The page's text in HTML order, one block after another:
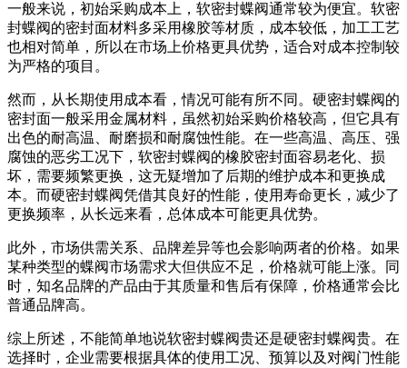
一般来说，初始采购成本上，软密封蝶阀通常较为便宜。软密
封蝶阀的密封面材料多采用橡胶等材质，成本较低，加工工艺
也相对简单，所以在市场上价格更具优势，适合对成本控制较
为严格的项目。
然而，从长期使用成本看，情况可能有所不同。硬密封蝶阀的
密封面一般采用金属材料，虽然初始采购价格较高，但它具有
出色的耐高温、耐磨损和耐腐蚀性能。在一些高温、高压、强
腐蚀的恶劣工况下，软密封蝶阀的橡胶密封面容易老化、损
坏，需要频繁更换，这无疑增加了后期的维护成本和更换成
本。而硬密封蝶阀凭借其良好的性能，使用寿命更长，减少了
更换频率，从长远来看，总体成本可能更具优势。
此外，市场供需关系、品牌差异等也会影响两者的价格。如果
某种类型的蝶阀市场需求大但供应不足，价格就可能上涨。同
时，知名品牌的产品由于其质量和售后有保障，价格通常会比
普通品牌高。
综上所述，不能简单地说软密封蝶阀贵还是硬密封蝶阀贵。在
选择时，企业需要根据具体的使用工况、预算以及对阀门性能